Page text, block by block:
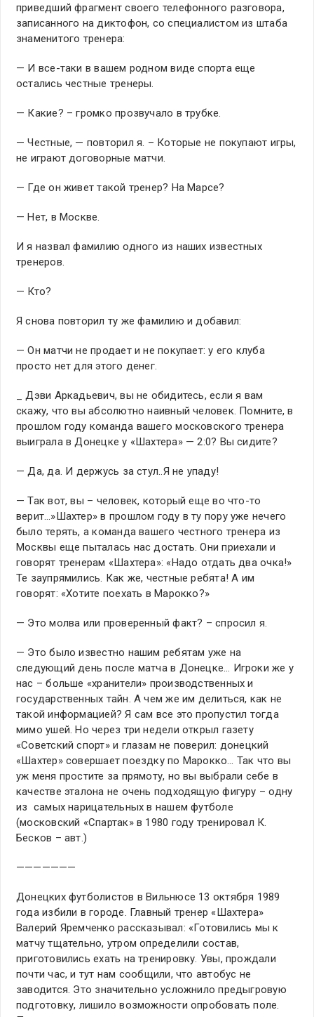
приведший фрагмент своего телефонного разговора,
записанного на диктофон, со специалистом из штаба
знаменитого тренера:
— И все-таки в вашем родном виде спорта еще
остались честные тренеры.
— Какие? – громко прозвучало в трубке.
— Честные, — повторил я. – Которые не покупают игры,
не играют договорные матчи.
— Где он живет такой тренер? На Марсе?
— Нет, в Москве.
И я назвал фамилию одного из наших известных
тренеров.
— Кто?
Я снова повторил ту же фамилию и добавил:
— Он матчи не продает и не покупает: у его клуба
просто нет для этого денег.
_ Дэви Аркадьевич, вы не обидитесь, если я вам
скажу, что вы абсолютно наивный человек. Помните, в
прошлом году команда вашего московского тренера
выиграла в Донецке у «Шахтера» — 2:0? Вы сидите?
— Да, да. И держусь за стул..Я не упаду!
— Так вот, вы – человек, который еще во что-то
верит…»Шахтер» в прошлом году в ту пору уже нечего
было терять, а команда вашего честного тренера из
Москвы еще пыталась нас достать. Они приехали и
говорят тренерам «Шахтера»: «Надо отдать два очка!»
Те заупрямились. Как же, честные ребята! А им
говорят: «Хотите поехать в Марокко?»
— Это молва или проверенный факт? – спросил я.
— Это было известно нашим ребятам уже на
следующий день после матча в Донецке… Игроки же у
нас – больше «хранители» производственных и
государственных тайн. А чем же им делиться, как не
такой информацией? Я сам все это пропустил тогда
мимо ушей. Но через три недели открыл газету
«Советский спорт» и глазам не поверил: донецкий
«Шахтер» совершает поездку по Марокко… Так что вы
уж меня простите за прямоту, но вы выбрали себе в
качестве эталона не очень подходящую фигуру – одну
из самых нарицательных в нашем футболе
(московский «Спартак» в 1980 году тренировал К.
Бесков – авт.)
———————
Донецких футболистов в Вильнюсе 13 октября 1989
года избили в городе. Главный тренер «Шахтера»
Валерий Яремченко рассказывал: «Готовились мы к
матчу тщательно, утром определили состав,
приготовились ехать на тренировку. Увы, прождали
почти час, и тут нам сообщили, что автобус не
заводится. Это значительно усложнило предыгровую
подготовку, лишило возможности опробовать поле.